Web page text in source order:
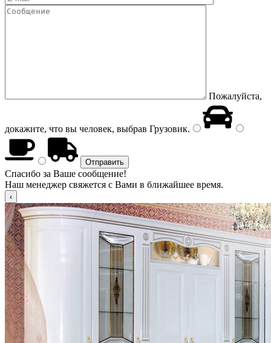
Пожалуйста,
докажите, что вы человек, выбрав Грузовик.
Спасибо за Ваше сообщение!
Наш менеджер свяжется с Вами в ближайшее время.